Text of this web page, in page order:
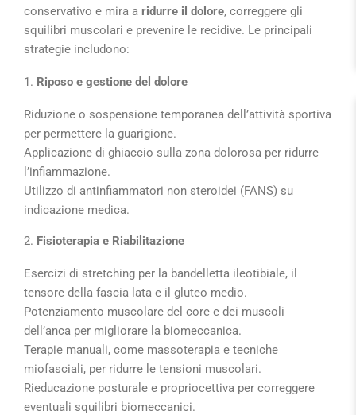
conservativo e mira a ridurre il dolore, correggere gli
squilibri muscolari e prevenire le recidive. Le principali
strategie includono:
1. Riposo e gestione del dolore
Riduzione o sospensione temporanea dell’attività sportiva
per permettere la guarigione.
Applicazione di ghiaccio sulla zona dolorosa per ridurre
l’infiammazione.
Utilizzo di antinfiammatori non steroidei (FANS) su
indicazione medica.
2. Fisioterapia e Riabilitazione
Esercizi di stretching per la bandelletta ileotibiale, il
tensore della fascia lata e il gluteo medio.
Potenziamento muscolare del core e dei muscoli
dell’anca per migliorare la biomeccanica.
Terapie manuali, come massoterapia e tecniche
miofasciali, per ridurre le tensioni muscolari.
Rieducazione posturale e propriocettiva per correggere
eventuali squilibri biomeccanici.